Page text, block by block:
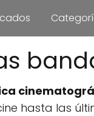
hasta las